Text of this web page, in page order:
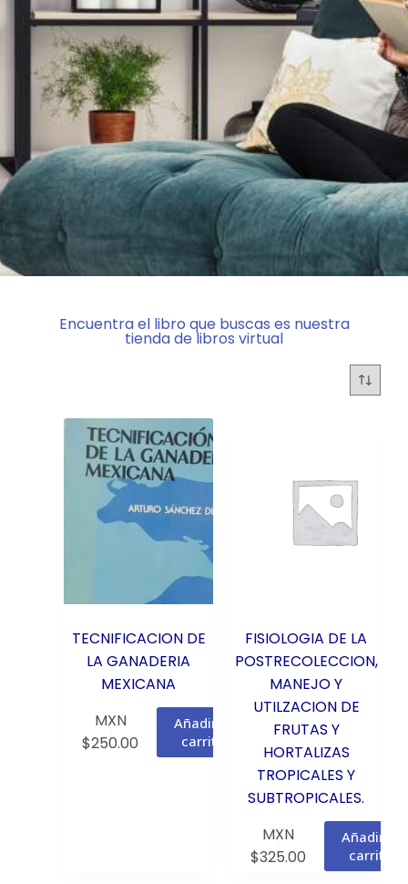
Encuentra el libro que buscas es nuestra
tienda de libros virtual
TECNIFICACION DE
LA GANADERIA
MEXICANA
MXN
$250.00
Añadir al
carrito
FISIOLOGIA DE LA
POSTRECOLECCION,
MANEJO Y
UTILZACION DE
FRUTAS Y
HORTALIZAS
TROPICALES Y
SUBTROPICALES.
MXN
$325.00
Añadir al
carrito